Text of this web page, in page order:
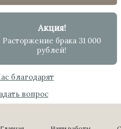
Акция!
Расторжение брака 31 000
рублей!